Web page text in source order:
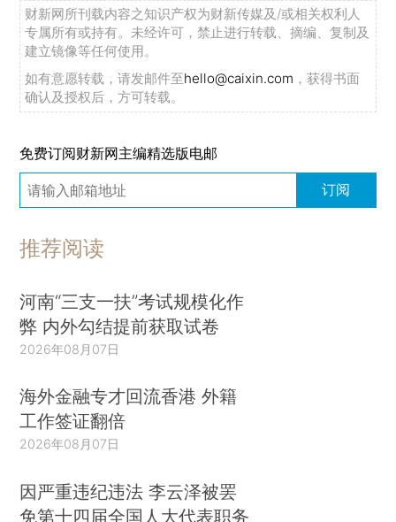
财新网所刊载内容之知识产权为财新传媒及/或相关权利人
专属所有或持有。未经许可，禁止进行转载、摘编、复制及
建立镜像等任何使用。
如有意愿转载，请发邮件至hello@caixin.com ，获得书面
确认及授权后，方可转载。
免费订阅财新网主编精选版电邮
订阅
推荐阅读
河南“三支一扶”考试规模化作
弊 内外勾结提前获取试卷
2026年08月07日
海外金融专才回流香港 外籍
工作签证翻倍
2026年08月07日
因严重违纪违法 李云泽被罢
免第十四届全国人大代表职务